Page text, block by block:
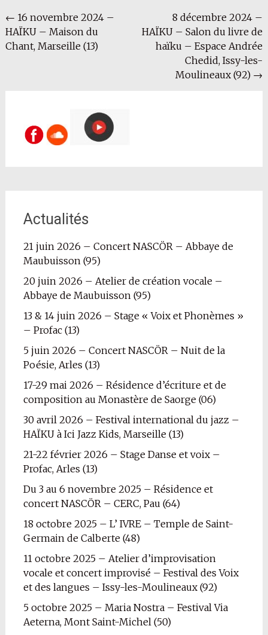
Navigation
de
l'article
← 16 novembre 2024 –
HAÏKU – Maison du
Chant, Marseille (13)
8 décembre 2024 –
HAÏKU – Salon du livre de
haïku – Espace Andrée
Chedid, Issy-les-
Moulineaux (92) →
Actualités
21 juin 2026 – Concert NASCÖR – Abbaye de
Maubuisson (95)
20 juin 2026 – Atelier de création vocale –
Abbaye de Maubuisson (95)
13 & 14 juin 2026 – Stage « Voix et Phonèmes »
– Profac (13)
5 juin 2026 – Concert NASCÖR – Nuit de la
Poésie, Arles (13)
17-29 mai 2026 – Résidence d’écriture et de
composition au Monastère de Saorge (06)
30 avril 2026 – Festival international du jazz –
HAÏKU à Ici Jazz Kids, Marseille (13)
21-22 février 2026 – Stage Danse et voix –
Profac, Arles (13)
Du 3 au 6 novembre 2025 – Résidence et
concert NASCÖR – CERC, Pau (64)
18 octobre 2025 – L’ IVRE – Temple de Saint-
Germain de Calberte (48)
11 octobre 2025 – Atelier d’improvisation
vocale et concert improvisé – Festival des Voix
et des langues – Issy-les-Moulineaux (92)
5 octobre 2025 – Maria Nostra – Festival Via
Aeterna, Mont Saint-Michel (50)